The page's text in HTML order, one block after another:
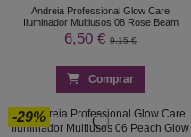
Andreia Professional Glow Care
Iluminador Multiusos 08 Rose Beam
6,50 € 9,15 €
Comprar
-29%